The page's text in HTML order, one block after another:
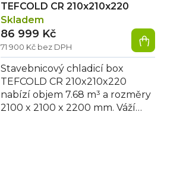
TEFCOLD CR 210x210x220
Skladem
71 900 Kč bez DPH
86 999 Kč
Stavebnicový chladicí box
TEFCOLD CR 210x210x220
nabízí objem 7.68 m³ a rozměry
2100 x 2100 x 2200 mm. Váží